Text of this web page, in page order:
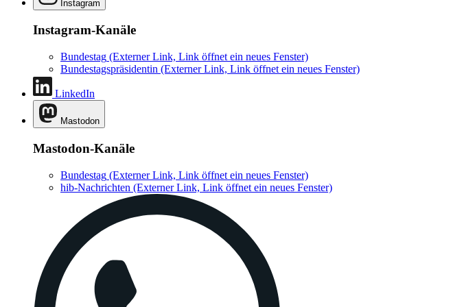
Instagram
Instagram-Kanäle
Bundestag (Externer Link, Link öffnet ein neues Fenster)
Bundestagspräsidentin (Externer Link, Link öffnet ein neues Fenster)
LinkedIn
Mastodon
Mastodon-Kanäle
Bundestag (Externer Link, Link öffnet ein neues Fenster)
hib-Nachrichten (Externer Link, Link öffnet ein neues Fenster)